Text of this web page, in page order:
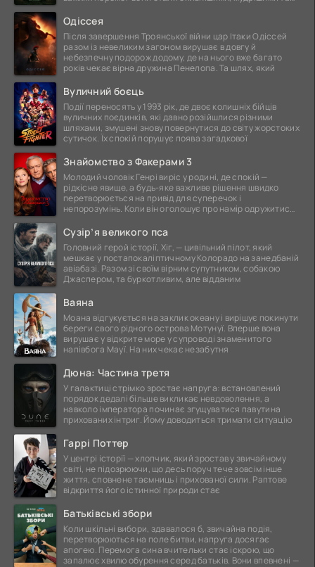
Одіссея
Після завершення Троянської війни цар Ітаки Одіссей
разом із невеликим загоном вирушає в довгу й
небезпечну подорож додому, де на нього вже багато
років чекає вірна дружина Пенелопа. Та шлях, який
Вуличний боєць
Події переносять у 1993 рік, де двоє колишніх бійців
вуличних поєдинків, які давно розійшлися різними
шляхами, змушені знову повернутися до світу жорстоких
сутичок. Їх спокій порушує поява загадкової
Знайомство з Факерами 3
Молодий чоловік Генрі виріс у родині, де спокій —
рідкісне явище, а будь-яке важливе рішення швидко
перетворюється на привід для суперечок і
непорозумінь. Коли він оголошує про намір одружитися,
Сузір’я великого пса
Головний герой історії, Хіг, — цивільний пілот, який
мешкає у постапокаліптичному Колорадо на занедбаній
авіабазі. Разом зі своїм вірним супутником, собакою
Джаспером, та буркотливим, але відданим
Ваяна
Моана відгукується на заклик океану і вирішує покинути
береги свого рідного острова Мотунуї. Вперше вона
вирушає у відкрите море у супроводі знаменитого
напівбога Мауї. На них чекає незабутня
Дюна: Частина третя
У галактиці стрімко зростає напруга: встановлений
порядок дедалі більше викликає невдоволення, а
навколо імператора починає згущуватися павутина
прихованих інтриг. Йому доводиться тримати ситуацію
Гаррі Поттер
У центрі історії — хлопчик, який зростав у звичайному
світі, не підозрюючи, що десь поруч тече зовсім інше
життя, сповнене таємниць і прихованої сили. Раптове
відкриття його істинної природи стає
Батьківські збори
Коли шкільні вибори, здавалося б, звичайна подія,
перетворюються на поле битви, напруга досягає
апогею. Перемога сина вчительки стає іскрою, що
запалює хвилю обурення серед батьків. Вони впевнені —